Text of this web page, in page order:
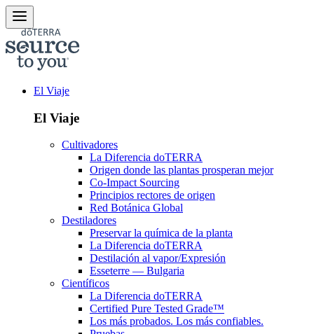
El Viaje
El Viaje
Cultivadores
La Diferencia doTERRA
Origen donde las plantas prosperan mejor
Co-Impact Sourcing
Principios rectores de origen
Red Botánica Global
Destiladores
Preservar la química de la planta
La Diferencia doTERRA
Destilación al vapor/Expresión
Esseterre — Bulgaria
Científicos
La Diferencia doTERRA
Certified Pure Tested Grade™
Los más probados. Los más confiables.